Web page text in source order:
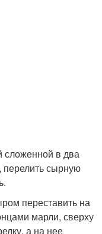
сложенной в два
перелить сырную
переставить на
марли, сверху
а на нее